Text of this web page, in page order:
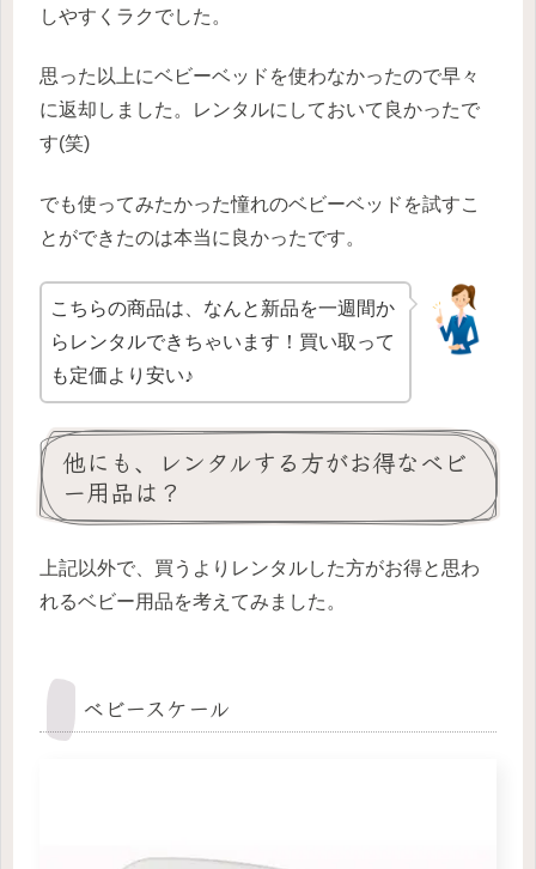
しやすくラクでした。
思った以上にベビーベッドを使わなかったので早々
に返却しました。レンタルにしておいて良かったで
す(笑)
でも使ってみたかった憧れのベビーベッドを試すこ
とができたのは本当に良かったです。
こちらの商品は、なんと新品を一週間か
らレンタルできちゃいます！買い取って
も定価より安い♪
他にも、レンタルする方がお得なベビ
ー用品は？
上記以外で、買うよりレンタルした方がお得と思わ
れるベビー用品を考えてみました。
ベビースケール